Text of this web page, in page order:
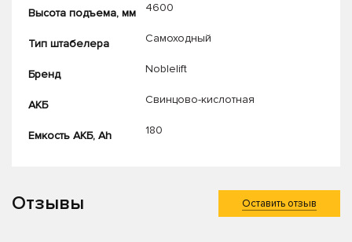
Высота подъема, мм 4600
Тип штабелера Самоходный
Бренд Noblelift
АКБ Свинцово-кислотная
Емкость АКБ, Ah 180
Отзывы Оставить отзыв